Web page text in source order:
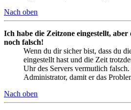
Nach oben
Ich habe die Zeitzone eingestellt,
noch falsch!
Wenn du dir sicher bist, dass du
eingestellt hast und die Zeit
Uhr des Servers vermutlich
Administrator, damit er das
Nach oben